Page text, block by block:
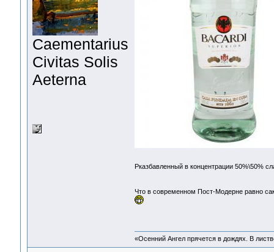
Сaementarius
Civitas Solis
Aeterna
Рказбавленный в концентрации 50%\50%
Что в современном Пост-Модерне равно
«Осенний Ангел прячется в дождях. В